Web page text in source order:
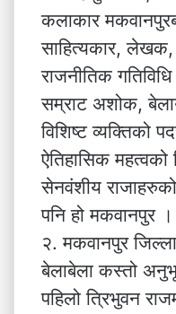
कलाकार
साहित्यकार, लेखक,
राजनीतिक
सम्राट अशोक,
विशिष्ट व्यक्तिको
ऐतिहासिक
सेनवंशीय
पनि हो मकवानपुर
२. मकवानपुर
बेलाबेला कस्तो
पहिलो त्रिभुवन